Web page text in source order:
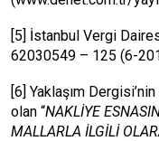
[5] İstanbul Vergi
62030549 – 125 (6-
[6] Yaklaşım
olan “NAKLİYE
MALLARLA İLGİLİ